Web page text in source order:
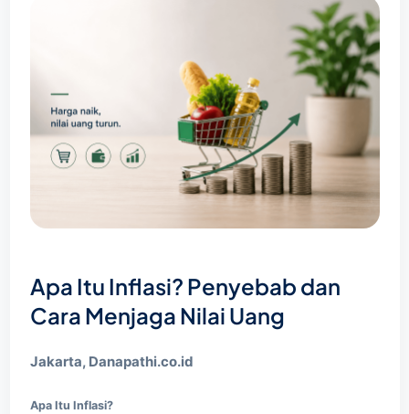
Apa Itu Inflasi? Penyebab dan
Cara Menjaga Nilai Uang
Jakarta, Danapathi.co.id
Apa Itu Inflasi?